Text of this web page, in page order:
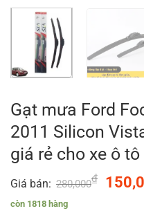
Gạt mưa Ford
2011 Silicon
giá rẻ cho xe ô tô
Giá bán: 280,000₫
còn 1818 hàng